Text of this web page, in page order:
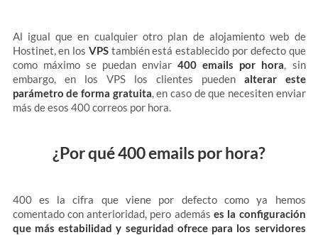
Al igual que en cualquier otro plan de alojamiento web de
Hostinet, en los VPStambién está establecido por defecto que
como máximo se puedan enviar400 emails por hora, sin
embargo, en los VPS los clientes pueden alterar este
parámetro de forma gratuita, en caso de que necesiten enviar
más de esos 400 correos por hora.
¿Por qué 400 emails por hora?
400 es la cifra que viene por defecto como ya hemos
comentado con anterioridad, pero además es la configuración
que más estabilidad y seguridad ofrece para los servidores